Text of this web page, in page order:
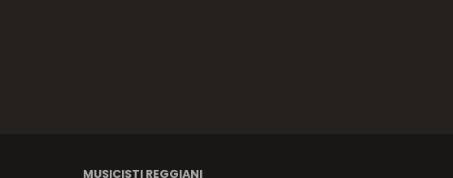
MUSICISTI REGGIANI